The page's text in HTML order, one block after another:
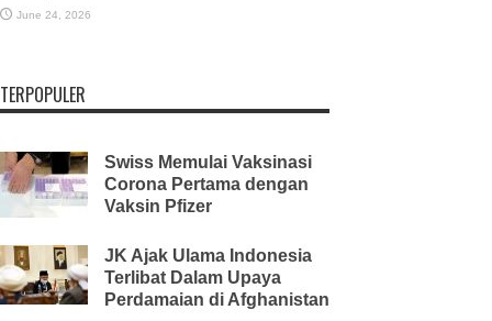
June 24, 2026
TERPOPULER
Swiss Memulai Vaksinasi
Corona Pertama dengan
Vaksin Pfizer
JK Ajak Ulama Indonesia
Terlibat Dalam Upaya
Perdamaian di Afghanistan